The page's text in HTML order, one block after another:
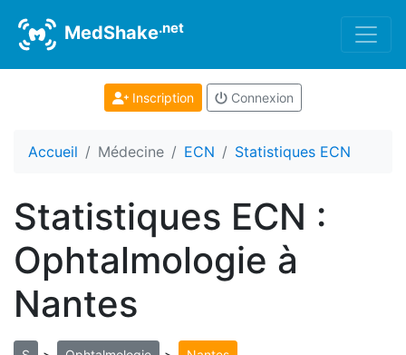
MedShake.net
Inscription Connexion
Accueil Médecine ECN Statistiques ECN
Statistiques ECN :
Ophtalmologie à
Nantes